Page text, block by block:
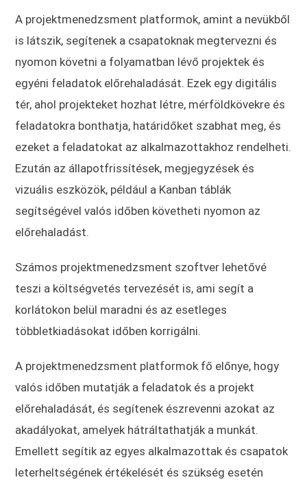
A projektmenedzsment platformok, amint a nevükből
is látszik, segítenek a csapatoknak megtervezni és
nyomon követni a folyamatban lévő projektek és
egyéni feladatok előrehaladását. Ezek egy digitális
tér, ahol projekteket hozhat létre, mérföldkövekre és
feladatokra bonthatja, határidőket szabhat meg, és
ezeket a feladatokat az alkalmazottakhoz rendelheti.
Ezután az állapotfrissítések, megjegyzések és
vizuális eszközök, például a Kanban táblák
segítségével valós időben követheti nyomon az
előrehaladást.
Számos projektmenedzsment szoftver lehetővé
teszi a költségvetés tervezését is, ami segít a
korlátokon belül maradni és az esetleges
többletkiadásokat időben korrigálni.
A projektmenedzsment platformok fő előnye, hogy
valós időben mutatják a feladatok és a projekt
előrehaladását, és segítenek észrevenni azokat az
akadályokat, amelyek hátráltathatják a munkát.
Emellett segítik az egyes alkalmazottak és csapatok
leterheltségének értékelését és szükség esetén